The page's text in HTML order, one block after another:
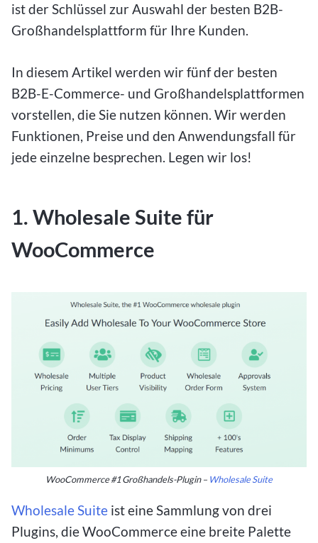
ist der Schlüssel zur Auswahl der besten B2B-
Großhandelsplattform für Ihre Kunden.
In diesem Artikel werden wir fünf der besten
B2B-E-Commerce- und Großhandelsplattformen
vorstellen, die Sie nutzen können. Wir werden
Funktionen, Preise und den Anwendungsfall für
jede einzelne besprechen. Legen wir los!
1. Wholesale Suite für
WooCommerce
WooCommerce #1 Großhandels-Plugin – Wholesale Suite
Wholesale Suite ist eine Sammlung von drei
Plugins, die WooCommerce eine breite Palette